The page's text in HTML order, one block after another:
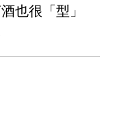
也很「型」